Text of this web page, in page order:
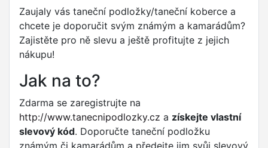
Zaujaly vás taneční podložky/taneční koberce a
chcete je doporučit svým známým a kamarádům?
Zajistěte pro ně slevu a ještě profitujte z jejich
nákupu!
Jak na to?
Zdarma se zaregistrujte na
http://www.tanecnipodlozky.cz a získejte vlastní
slevový kód. Doporučte taneční podložku
známým či kamarádům a předejte jim svůj slevový